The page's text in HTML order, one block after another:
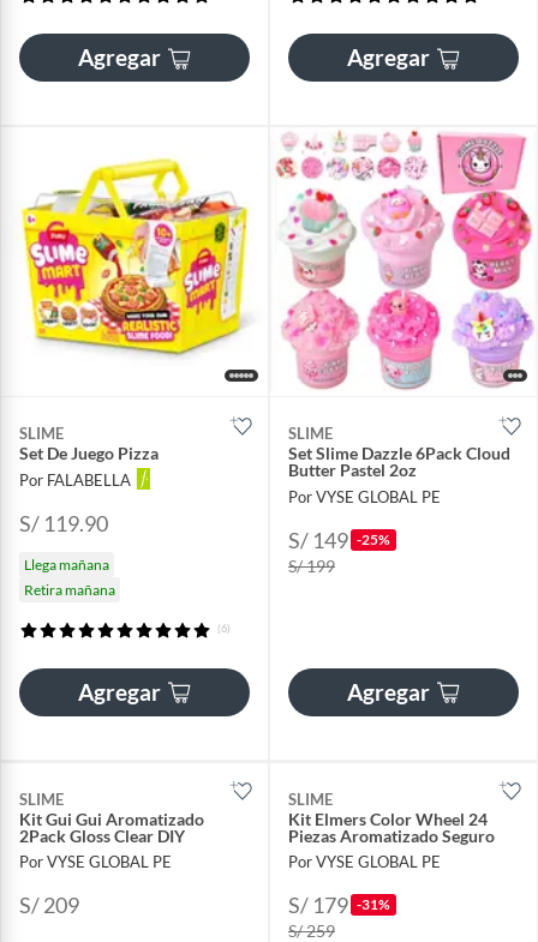
Agregar Agregar
SLIME
Set De Juego Pizza
Por FALABELLA
S/ 119.90
Llega mañana
Retira mañana
(6)
Agregar
SLIME
Set Slime Dazzle 6Pack Cloud
Butter Pastel 2oz
Por VYSE GLOBAL PE
S/ 149 -25%
S/ 199
Agregar
SLIME
Kit Gui Gui Aromatizado
2Pack Gloss Clear DIY
Por VYSE GLOBAL PE
S/ 209
SLIME
Kit Elmers Color Wheel 24
Piezas Aromatizado Seguro
Por VYSE GLOBAL PE
S/ 179 -31%
S/ 259